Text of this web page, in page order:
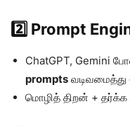
2️⃣ Prompt
ChatGPT, Gemini
prompts வடிவமைத்து
மொழித் திறன் + தர்க்க